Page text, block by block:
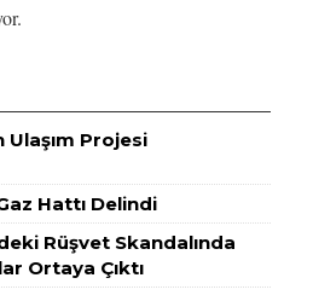
Ulaşım Projesi
Hattı Delindi
Rüşvet Skandalında
Ortaya Çıktı